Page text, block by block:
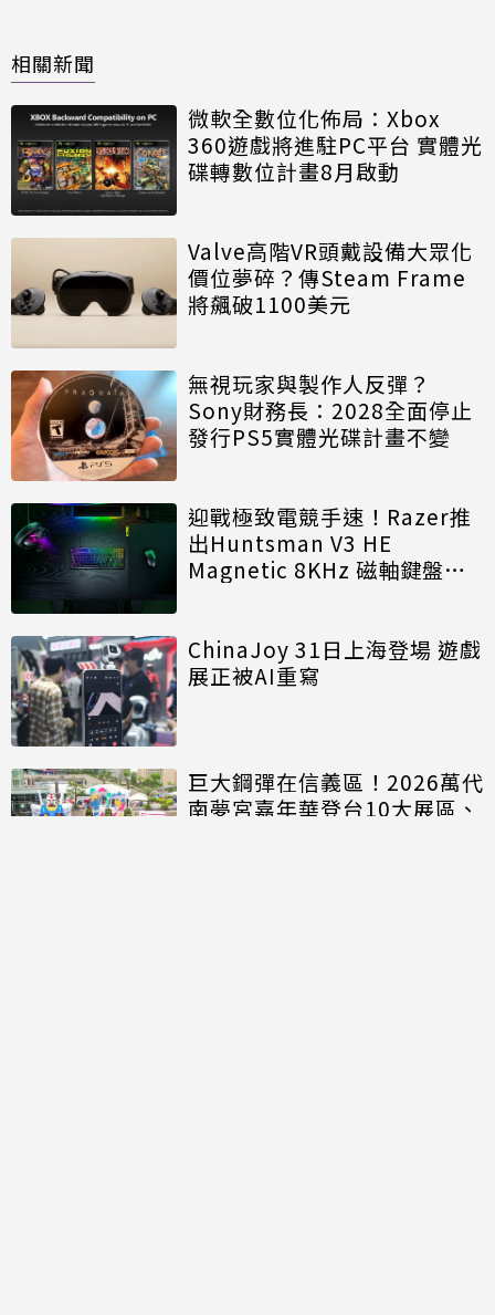
相關新聞
微軟全數位化佈局：Xbox
360遊戲將進駐PC平台 實體光
碟轉數位計畫8月啟動
Valve高階VR頭戴設備大眾化
價位夢碎？傳Steam Frame
將飆破1100美元
無視玩家與製作人反彈？
Sony財務長：2028全面停止
發行PS5實體光碟計畫不變
迎戰極致電競手速！Razer推
出Huntsman V3 HE
Magnetic 8KHz 磁軸鍵盤效
ChinaJoy 31日上海登場 遊戲
展正被AI重寫
巨大鋼彈在信義區！2026萬代
南夢宮嘉年華登台10大展區、